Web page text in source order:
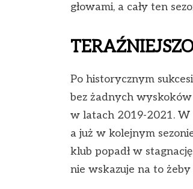
głowami, a cały ten
Po historycznym
bez żadnych
w latach 2019-2021. W
a już w kolejnym
klub popadł w
nie wskazuje na to